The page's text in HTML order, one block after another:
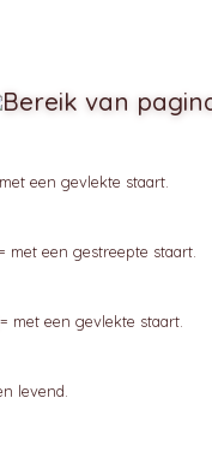
een gevlekte staart.
met een gestreepte staart.
= met een gevlekte staart.
levend.